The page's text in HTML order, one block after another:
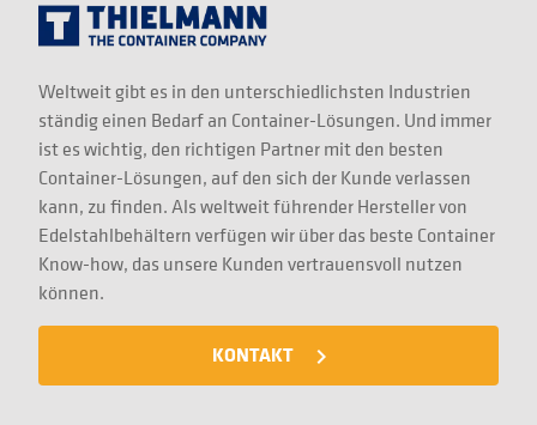
Weltweit gibt es in den unterschiedlichsten Industrien
ständig einen Bedarf an Container-Lösungen. Und immer
ist es wichtig, den richtigen Partner mit den besten
Container-Lösungen, auf den sich der Kunde verlassen
kann, zu finden. Als weltweit führender Hersteller von
Edelstahlbehältern verfügen wir über das beste Container
Know-how, das unsere Kunden vertrauensvoll nutzen
können.
KONTAKT navigate_next